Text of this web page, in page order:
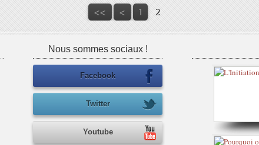
<< < 1 2
Nous sommes sociaux !
Facebook
Twitter
Youtube